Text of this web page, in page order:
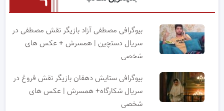
بیوگرافی مصطفی آزاد بازیگر نقش مصطفی در
سریال دستچین | همسرش + عکس های
شخصی
بیوگرافی ستایش دهقان بازیگر نقش فروغ در
سریال شکارگاه+ همسرش | عکس های
شخصی